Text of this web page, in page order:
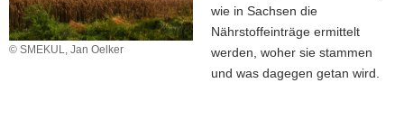
f
e
n
o
n
t
i
o
© SMEKUL, Jan Oelker
wie in Sachsen die
Nährstoffeinträge ermittelt
werden, woher sie stammen
und was dagegen getan wird.